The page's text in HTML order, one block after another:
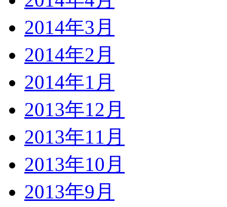
2014年3月
2014年2月
2014年1月
2013年12月
2013年11月
2013年10月
2013年9月